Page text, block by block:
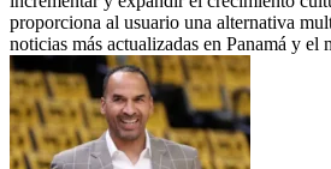
proporciona al usuario una alternativa
noticias más actualizadas en Panamá y el